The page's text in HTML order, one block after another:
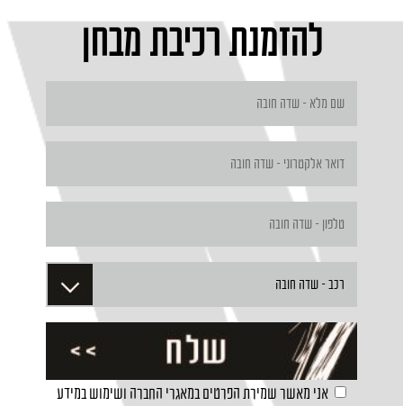
להזמנת רכיבת מבחן
אני מאשר שמירת הפרטים במאגרי החברה ושימוש במידע